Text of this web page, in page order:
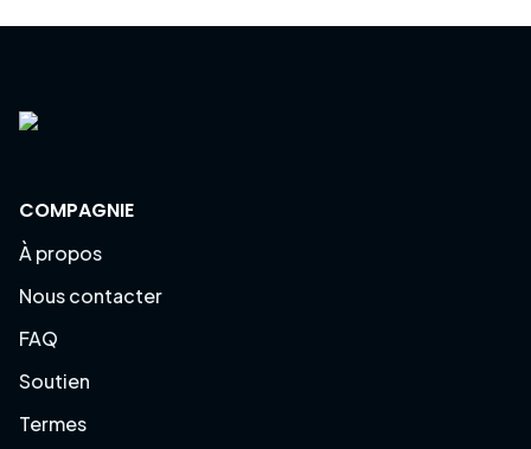
COMPAGNIE
À propos
Nous contacter
FAQ
Soutien
Termes